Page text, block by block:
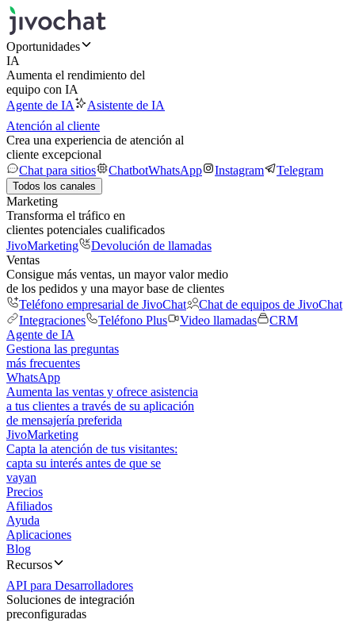
Oportunidades
IA
Aumenta el rendimiento del
equipo con IA
Agente de IA
Asistente de IA
Atención al cliente
Crea una experiencia de atención al
cliente excepcional
Chat para sitios
ChatbotWhatsApp Instagram Telegram
Todos los canales
Marketing
Transforma el tráfico en
clientes potenciales cualificados
JivoMarketing
Devolución de llamadas
Ventas
Consigue más ventas, un mayor valor medio
de los pedidos y una mayor base de clientes
Teléfono empresarial de JivoChat
Chat de equipos de JivoChat
Integraciones
Teléfono Plus Video llamadas
CRM
Agente de IA
Gestiona las preguntas
más frecuentes
WhatsApp
Aumenta las ventas y ofrece asistencia
a tus clientes a través de su aplicación
de mensajería preferida
JivoMarketing
Capta la atención de tus visitantes:
capta su interés antes de que se
vayan
Precios
Afiliados
Ayuda
Aplicaciones
Blog
Recursos
API para Desarrolladores
Soluciones de integración
preconfiguradas